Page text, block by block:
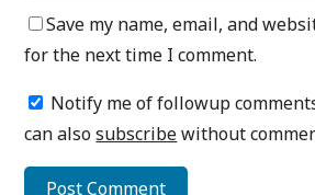
Save my name, email, and
for the next time I comment.
Notify me of followup
can alsosubscribewithout